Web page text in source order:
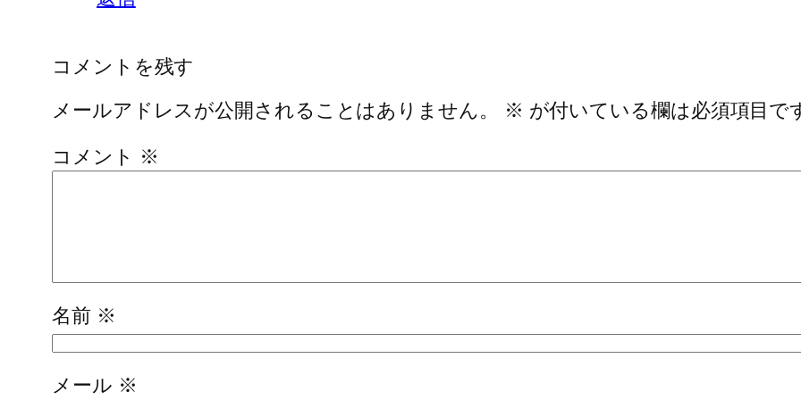
コメントを残す
メールアドレスが公開されることはありません。
※ が付いている欄は必須項目で
コメント ※
名前 ※
メール ※